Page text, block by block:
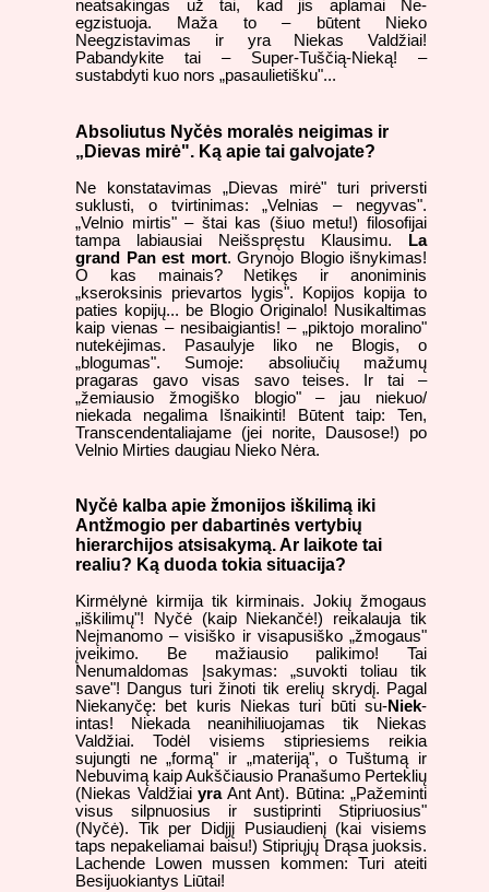
neatsakingas už tai, kad jis aplamai Ne-
egzistuoja. Maža to – būtent Nieko
Neegzistavimas ir yra Niekas Valdžiai!
Pabandykite tai – Super-Tuščią-Nieką! –
sustabdyti kuo nors „pasaulietišku"...
Absoliutus Nyčės moralės neigimas ir
„Dievas mirė". Ką apie tai galvojate?
Ne konstatavimas „Dievas mirė" turi priversti
suklusti, o tvirtinimas: „Velnias – negyvas".
„Velnio mirtis" – štai kas (šiuo metu!) filosofijai
tampa labiausiai Neišspręstu Klausimu.
La
grand Pan est mort. Grynojo Blogio išnykimas!
O kas mainais? Netikęs ir anoniminis
„kseroksinis prievartos lygis". Kopijos kopija to
paties kopijų... be Blogio Originalo! Nusikaltimas
kaip vienas – nesibaigiantis! – „piktojo moralino"
nutekėjimas. Pasaulyje liko ne Blogis, o
„blogumas". Sumoje: absoliučių mažumų
pragaras gavo visas savo teises. Ir tai –
„žemiausio žmogiško blogio" – jau niekuo/
niekada negalima Išnaikinti! Būtent taip: Ten,
Transcendentaliajame (jei norite, Dausose!) po
Velnio Mirties daugiau Nieko Nėra.
Nyčė kalba apie žmonijos iškilimą iki
Antžmogio per dabartinės vertybių
hierarchijos atsisakymą. Ar laikote tai
realiu? Ką duoda tokia situacija?
Kirmėlynė kirmija tik kirminais. Jokių žmogaus
„iškilimų"! Nyčė (kaip Niekančė!) reikalauja tik
Neįmanomo – visiško ir visapusiško „žmogaus"
įveikimo. Be mažiausio palikimo! Tai
Nenumaldomas Įsakymas: „suvokti toliau tik
save"! Dangus turi žinoti tik erelių skrydį. Pagal
Niekanyčę: bet kuris Niekas turi būti su-Niek-
intas! Niekada neanihiliuojamas tik Niekas
Valdžiai. Todėl visiems stipriesiems reikia
sujungti ne „formą" ir „materiją", o Tuštumą ir
Nebuvimą kaip Aukščiausio Pranašumo Perteklių
(Niekas Valdžiai yraAnt Ant). Būtina: „Pažeminti
visus silpnuosius ir sustiprinti Stipriuosius"
(Nyčė). Tik per Didįjį Pusiaudienį (kai visiems
taps nepakeliamai baisu!) Stipriųjų Drąsa juoksis.
Lachende Lowen mussen kommen: Turi ateiti
Besijuokiantys Liūtai!